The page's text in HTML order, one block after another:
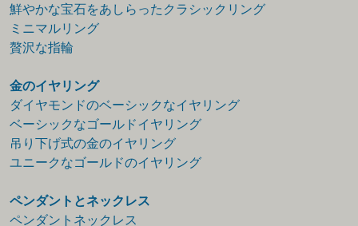
鮮やかな宝石をあしらったクラシックリング
ミニマルリング
贅沢な指輪
金のイヤリング
ダイヤモンドのベーシックなイヤリング
ベーシックなゴールドイヤリング
吊り下げ式の金のイヤリング
ユニークなゴールドのイヤリング
ペンダントとネックレス
ペンダントネックレス